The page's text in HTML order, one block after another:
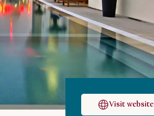
Visit website